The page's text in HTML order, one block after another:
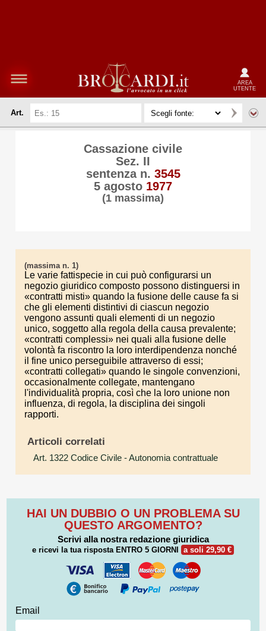
AREA
UTENTE
Art.
Cassazione civile
Sez. II
sentenza n. 3545
5 agosto 1977
(1 massima)
(massima n. 1)
Le varie fattispecie in cui può configurarsi un
negozio giuridico composto possono distinguersi in
«contratti misti» quando la fusione delle cause fa si
che gli elementi distintivi di ciascun negozio
vengono assunti quali elementi di un negozio
unico, soggetto alla regola della causa prevalente;
«contratti complessi» nei quali alla fusione delle
volontà fa riscontro la loro interdipendenza nonché
il fine unico perseguibile attraverso di essi;
«contratti collegati» quando le singole convenzioni,
occasionalmente collegate, mantengano
l'individualità propria, così che la loro unione non
influenza, di regola, la disciplina dei singoli
rapporti.
Articoli correlati
Art. 1322 Codice Civile - Autonomia contrattuale
HAI UN DUBBIO O UN PROBLEMA SU
QUESTO ARGOMENTO?
Scrivi alla nostra redazione giuridica
e ricevi la tua risposta ENTRO 5 GIORNI a soli 29,90 €
Email